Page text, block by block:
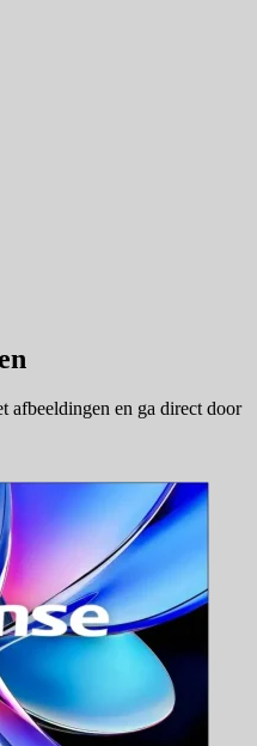
afbeeldingen en ga direct door